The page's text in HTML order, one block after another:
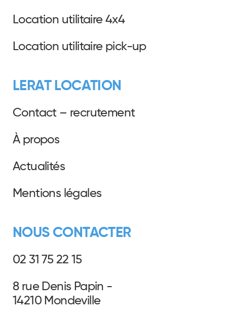
Location utilitaire 4x4
Location utilitaire pick-up
LERAT LOCATION
Contact – recrutement
À propos
Actualités
Mentions légales
NOUS CONTACTER
02 31 75 22 15
8 rue Denis Papin -
14210 Mondeville